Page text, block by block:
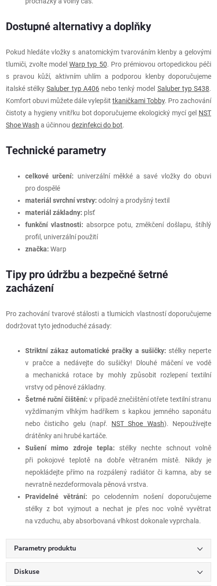
Dostupné alternativy a doplňky
Pokud hledáte vložky s anatomickým tvarováním klenby a gelovými
tlumiči, zvolte modelWarp typ 50. Pro prémiovou ortopedickou péči
s pravou kůží, aktivním uhlím a podporou klenby doporučujeme
italské stélkySaluber typ A406nebo tenký model Saluber typ S438.
Komfort obuvi můžete dále vylepšit tkaničkami Tobby. Pro zachování
čistoty a hygieny vnitřku bot doporučujeme ekologický mycí gel NST
Shoe Wash a účinnou dezinfekci do bot.
Technické parametry
celkové určení: univerzální měkké a savé vložky do obuvi
pro dospělé
materiál svrchní vrstvy: odolný a prodyšný textil
materiál základny: plsť
funkční vlastnosti: absorpce potu, změkčení došlapu, štíhlý
profil, univerzální použití
značka: Warp
Tipy pro údržbu a bezpečné šetrné
zacházení
Pro zachování tvarové stálosti a tlumicích vlastností doporučujeme
dodržovat tyto jednoduché zásady:
Striktní zákaz automatické pračky a sušičky: stélky neperte
v pračce a nedávejte do sušičky! Dlouhé máčení ve vodě
a mechanická rotace by mohly způsobit rozlepení textilní
vrstvy od pěnové základny.
Šetrné ruční čištění: v případě znečištění otřete textilní stranu
vyždímaným vlhkým hadříkem s kapkou jemného saponátu
nebo čisticího gelu (např. NST Shoe Wash). Nepoužívejte
drátěnky ani hrubé kartáče.
Sušení mimo zdroje tepla: stélky nechte schnout volně
při pokojové teplotě na dobře větraném místě. Nikdy je
nepokládejte přímo na rozpálený radiátor či kamna, aby se
nevratně nezdeformovala pěnová vrstva.
Pravidelné větrání: po celodenním nošení doporučujeme
stélky z bot vyjmout a nechat je přes noc volně vyvětrat
na vzduchu, aby absorbovaná vlhkost dokonale vyprchala.
Parametry produktu
Diskuse